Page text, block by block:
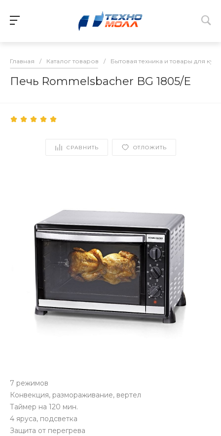
Главная / Каталог товаров / Бытовая техника и товары для
Печь Rommelsbacher BG 1805/E
СРАВНИТЬ ОТЛОЖИТЬ
7 режимов
Конвекция, размораживание, вертел
Таймер на 120 мин.
4 яруса, подсветка
Защита от перегрева